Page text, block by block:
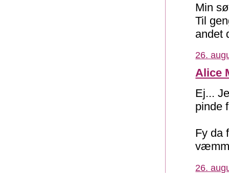
Min
Til
andet
26.
Alice
Ej...
pinde
Fy da
26.